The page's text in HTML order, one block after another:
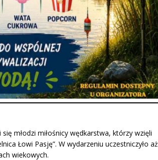
młodzi miłośnicy wędkarstwa, którzy wzięli
Łowi Pasję”. W wydarzeniu uczestniczyło aż
wiekowych.